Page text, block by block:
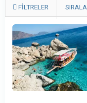
FILTRELER SIRALA